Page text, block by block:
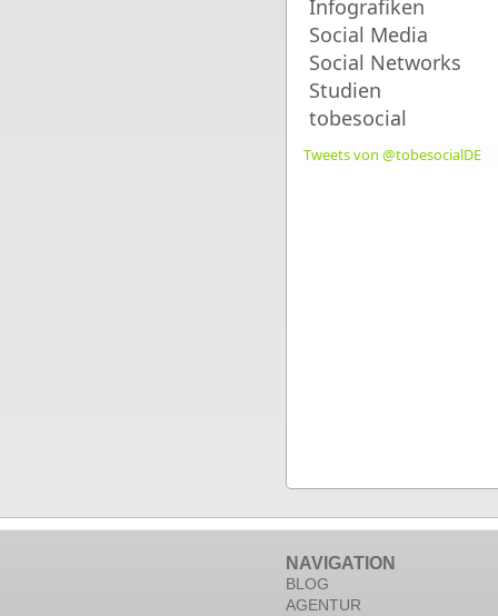
Infografiken
Social Media
Social Networks
Studien
tobesocial
Tweets von @tobesocialDE
NAVIGATION
BLOG
AGENTUR